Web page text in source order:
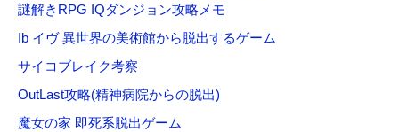
謎解きRPG IQダンジョン攻略メモ
Ib イヴ 異世界の美術館から脱出するゲーム
サイコブレイク考察
OutLast攻略(精神病院からの脱出)
魔女の家 即死系脱出ゲーム